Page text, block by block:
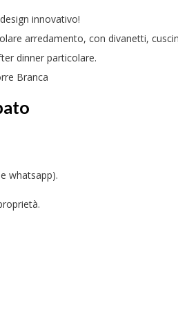
innovativo!
arredamento, con divanetti,
dinner particolare.
Branca
whatsapp).